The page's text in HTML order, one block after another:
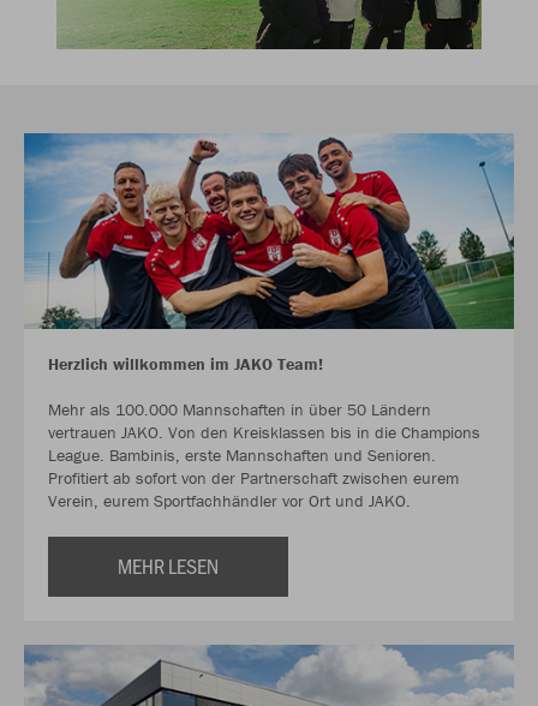
Herzlich willkommen im JAKO Team!
Mehr als 100.000 Mannschaften in über 50 Ländern
vertrauen JAKO. Von den Kreisklassen bis in die Champions
League. Bambinis, erste Mannschaften und Senioren.
Profitiert ab sofort von der Partnerschaft zwischen eurem
Verein, eurem Sportfachhändler vor Ort und JAKO.
MEHR LESEN